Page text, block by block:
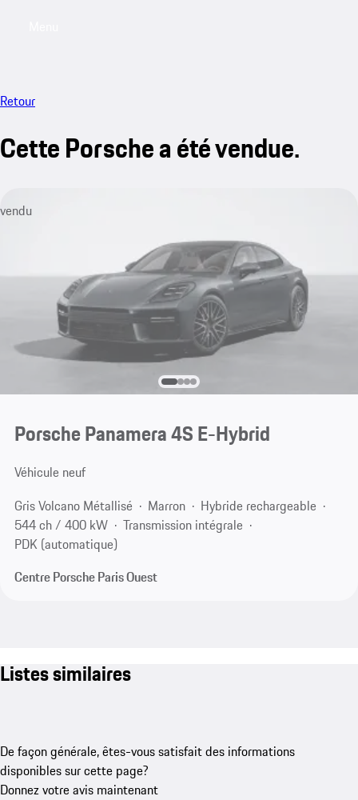
Retour
Cette Porsche a été vendue.
vendu
Porsche Panamera 4S E-Hybrid
Véhicule neuf
Gris Volcano Métallisé
Marron
Hybride rechargeable
544 ch / 400 kW
Transmission intégrale
PDK (automatique)
Centre Porsche Paris Ouest
Listes similaires
De façon générale, êtes-vous satisfait des informations
disponibles sur cette page?
Donnez votre avis maintenant